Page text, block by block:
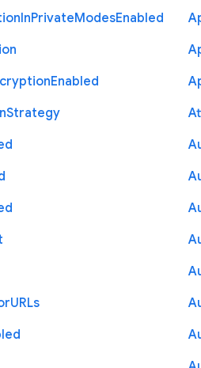
InPrivateModesEnabled
Enabled
Strategy
URLs